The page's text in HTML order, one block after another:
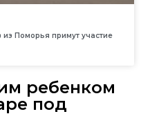
из Поморья примут участие
ребенком
под